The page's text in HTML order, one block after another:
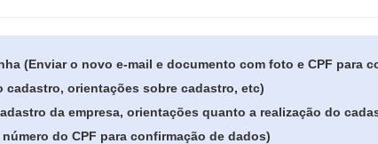
(Enviar o novo e-mail e documento com foto e CPF para
orientações sobre cadastro, etc)
da empresa, orientações quanto a realização do
do CPF para confirmação de dados)